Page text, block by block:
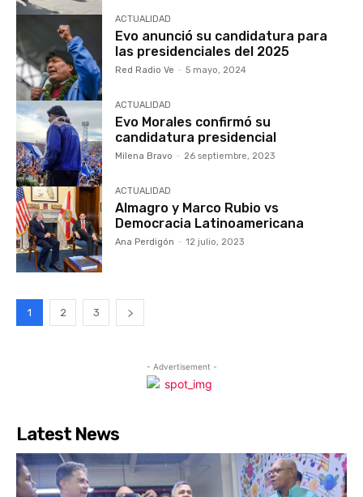
ACTUALIDAD
Evo anunció su candidatura para
las presidenciales del 2025
Red Radio Ve - 5 mayo, 2024
ACTUALIDAD
Evo Morales confirmó su
candidatura presidencial
Milena Bravo - 26 septiembre, 2023
ACTUALIDAD
Almagro y Marco Rubio vs
Democracia Latinoamericana
Ana Perdigón - 12 julio, 2023
1 2 3
- Advertisement -
Latest News